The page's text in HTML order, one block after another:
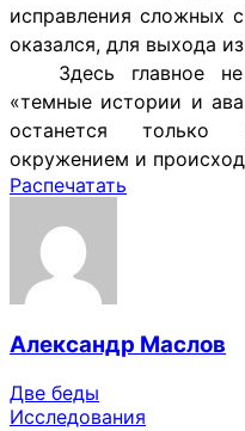
исправления сложных
оказался, для выхода
Здесь главное не
«темные истории и
останется только
окружением и
Распечатать
Александр Маслов
Две беды
Исследования